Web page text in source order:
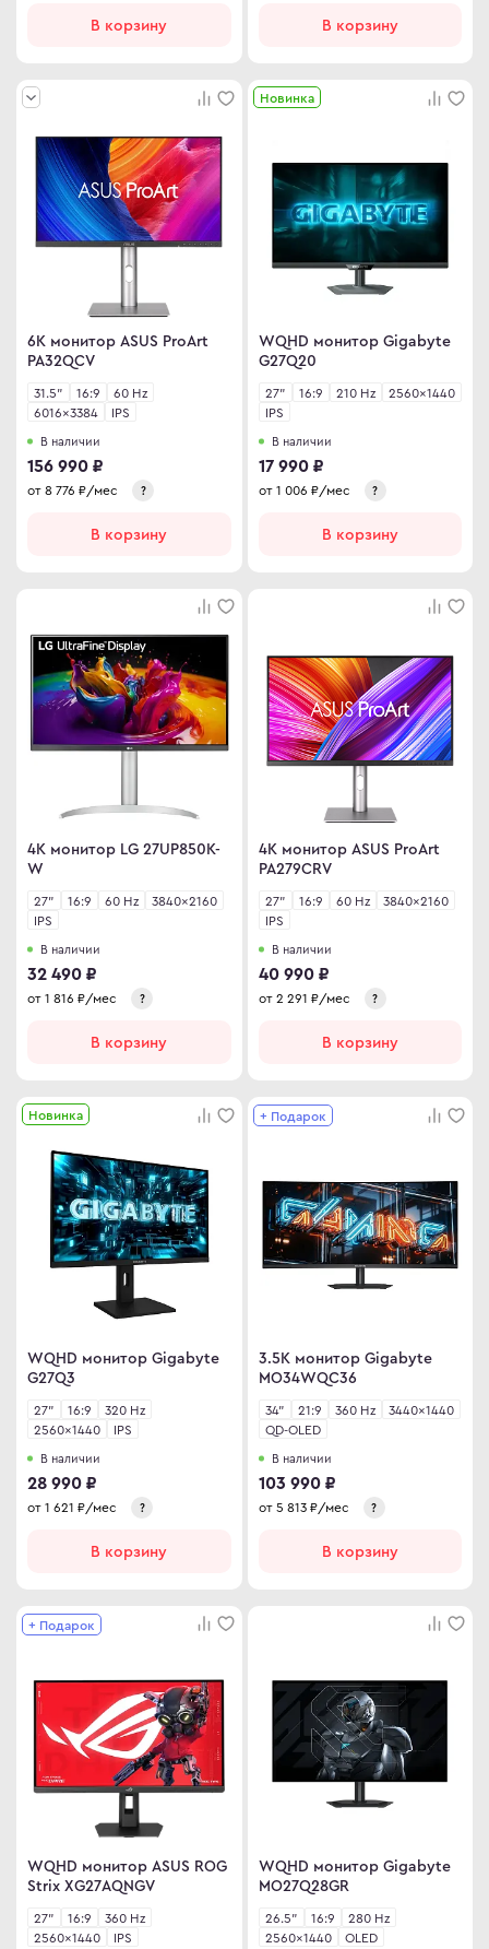
В корзину В корзину
6K монитор ASUS ProArt
PA32QCV
31.5" 16:9
60 Hz
6016×3384
IPS
В наличии
156 990 ₽
от 8 776 ₽/мес ?
В корзину
Новинка
WQHD монитор Gigabyte
G27Q20
27" 16:9 210 Hz
2560×1440
IPS
В наличии
17 990 ₽
от 1 006 ₽/мес ?
В корзину
4K монитор LG 27UP850K-
W
27" 16:9 60 Hz
3840×2160
IPS
В наличии
32 490 ₽
от 1 816 ₽/мес ?
В корзину
4K монитор ASUS ProArt
PA279CRV
27" 16:9 60 Hz
3840×2160
IPS
В наличии
40 990 ₽
от 2 291 ₽/мес ?
В корзину
Новинка
WQHD монитор Gigabyte
G27Q3
27" 16:9
320 Hz
2560×1440
IPS
В наличии
28 990 ₽
от 1 621 ₽/мес ?
В корзину
+ Подарок
3.5K монитор Gigabyte
MO34WQC36
34" 21:9 360 Hz
3440×1440
QD-OLED
В наличии
103 990 ₽
от 5 813₽/мес ?
В корзину
+ Подарок
WQHD монитор ASUS ROG
Strix XG27AQNGV
27" 16:9
360 Hz
2560×1440
IPS
WQHD монитор Gigabyte
MO27Q28GR
26.5" 16:9
280 Hz
2560×1440
OLED